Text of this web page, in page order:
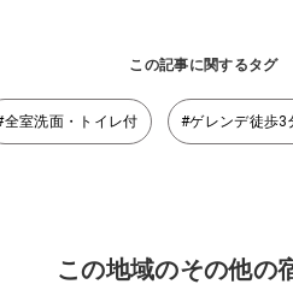
この記事に関するタグ
全室洗面・トイレ付 #ゲレンデ徒歩3
この地域のその他の